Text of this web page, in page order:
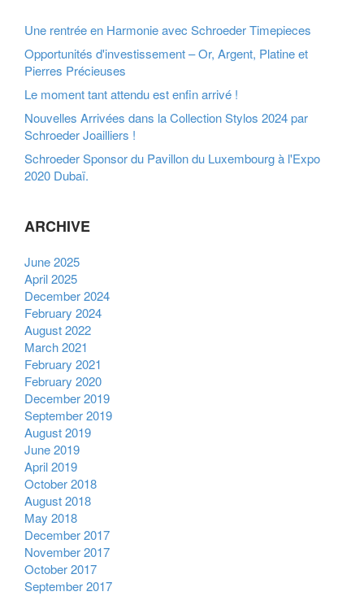
Une rentrée en Harmonie avec Schroeder Timepieces
Opportunités d'investissement – Or, Argent, Platine et
Pierres Précieuses
Le moment tant attendu est enfin arrivé !
Nouvelles Arrivées dans la Collection Stylos 2024 par
Schroeder Joailliers !
Schroeder Sponsor du Pavillon du Luxembourg à l'Expo
2020 Dubaï.
ARCHIVE
June 2025
April 2025
December 2024
February 2024
August 2022
March 2021
February 2021
February 2020
December 2019
September 2019
August 2019
June 2019
April 2019
October 2018
August 2018
May 2018
December 2017
November 2017
October 2017
September 2017